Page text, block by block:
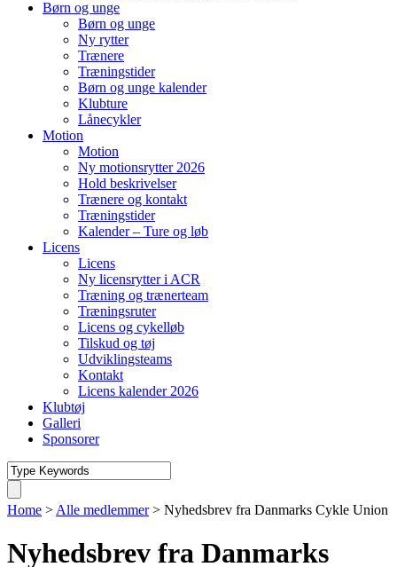
Børn og unge
Børn og unge
Ny rytter
Trænere
Træningstider
Børn og unge kalender
Klubture
Lånecykler
Motion
Motion
Ny motionsrytter 2026
Hold beskrivelser
Trænere og kontakt
Træningstider
Kalender – Ture og løb
Licens
Licens
Ny licensrytter i ACR
Træning og trænerteam
Træningsruter
Licens og cykelløb
Tilskud og tøj
Udviklingsteams
Kontakt
Licens kalender 2026
Klubtøj
Galleri
Sponsorer
Home > Alle medlemmer > Nyhedsbrev fra Danmarks Cykle Union
Nyhedsbrev fra Danmarks